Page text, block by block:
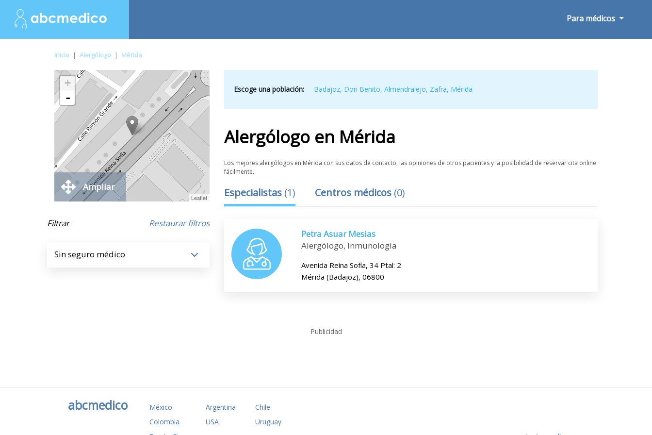
Para médicos
Inicio | Alergólogo | Mérida
+
-
Leaflet
Ampliar
Filtrar Restaurar filtros
Sin seguro médico
Escoge una población: Badajoz, Don Benito,Almendralejo, Zafra, Mérida
Alergólogo en Mérida
Los mejores alergólogos en Mérida con sus datos de contacto, las opiniones de otros pacientes y la posibilidad de reservar cita online
fácilmente.
Especialistas (1) Centros médicos (0)
Petra Asuar Mesias
Alergólogo, Inmunología
Avenida Reina Sofía, 34 Ptal: 2
Mérida (Badajoz), 06800
Publicidad
abcmedico México Argentina
Chile
Colombia
USA
Uruguay